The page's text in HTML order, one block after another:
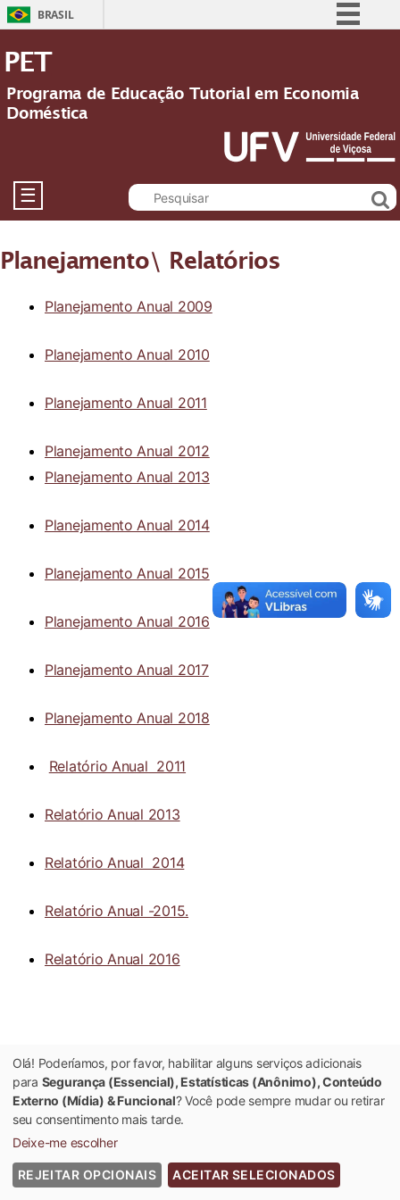
BRASIL
Participe
Acesso à informação
Legislação
Canais
PET
Programa de Educação Tutorial em Economia
Doméstica
☰
Planejamento\ Relatórios
Planejamento Anual 2009
Planejamento Anual 2010
Planejamento Anual 2011
Planejamento Anual 2012
Planejamento Anual 2013
Planejamento Anual 2014
Planejamento Anual 2015
Planejamento Anual 2016
Planejamento Anual 2017
Planejamento Anual 2018
Relatório Anual 2011
Relatório Anual 2013
Relatório Anual 2014
Relatório Anual -2015.
Relatório Anual 2016
© 2022 Universidade Federal de Viçosa - Todos os Direitos Reservados
Olá! Poderíamos, por favor, habilitar alguns serviços adicionais
para Segurança (Essencial), Estatísticas (Anônimo), Conteúdo
Externo (Mídia) & Funcional? Você pode sempre mudar ou retirar
seu consentimento mais tarde.
Deixe-me escolher
REJEITAR OPCIONAIS ACEITAR SELECIONADOS